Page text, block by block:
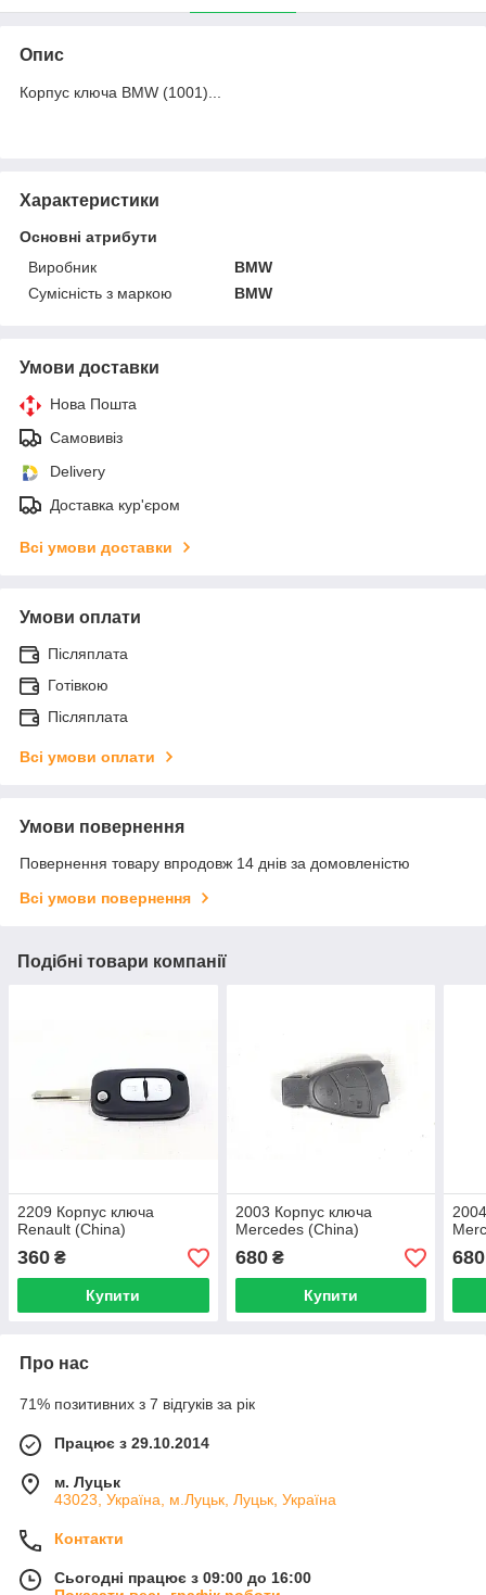
Опис
Корпус ключа BMW (1001)...
Характеристики
Основні атрибути
Виробник
BMW
Сумісність з маркою
BMW
Умови доставки
Нова Пошта
Самовивіз
Delivery
Доставка кур'єром
Всі умови доставки
Умови оплати
Післяплата
Готівкою
Післяплата
Всі умови оплати
Умови повернення
Повернення товару впродовж 14 днів за домовленістю
Всі умови повернення
Подібні товари компанії
2209 Корпус ключа
Renault (China)
360 ₴
Купити
2003 Корпус ключа
Mercedes (China)
680₴
Купити
680
Про нас
71% позитивних з 7 відгуків за рік
Працює з 29.10.2014
м. Луцьк
43023, Україна, м.Луцьк, Луцьк, Україна
Контакти
Сьогодні працює з 09:00 до 16:00